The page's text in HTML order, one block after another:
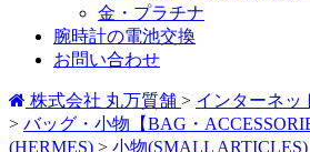
金・プラチナ
腕時計の電池交換
お問い合わせ
株式会社 丸万質舗 > インターネッ
> バッグ・小物【BAG・
(HERMES) > 小物(SMALL ARTICLES)